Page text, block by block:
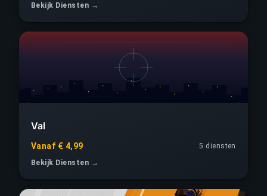
Bekijk Diensten →
Val
Vanaf € 4,99
5 diensten
Bekijk Diensten →